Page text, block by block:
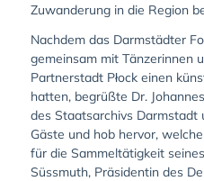
Zuwanderung in die Region
Nachdem das Darmstädter
gemeinsam mit Tänzerinnen
Partnerstadt Płock einen
hatten, begrüßte Dr.
des Staatsarchivs Darmstadt
Gäste und hob hervor,
für die Sammeltätigkeit
Süssmuth, Präsidentin des